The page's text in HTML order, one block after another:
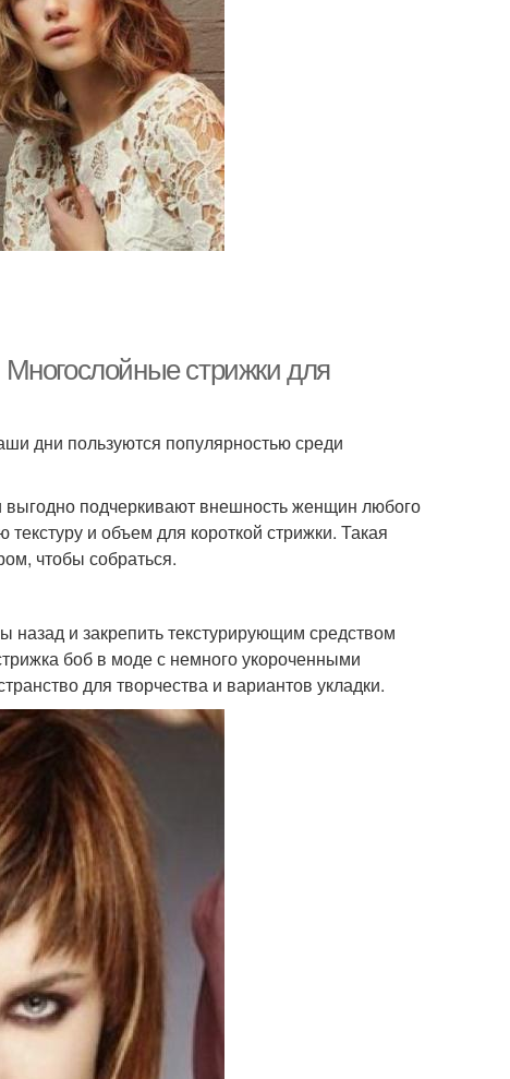
стрижки для
дни пользуются популярностью среди
выгодно подчеркивают внешность женщин любого
и объем для короткой стрижки. Такая
чтобы собраться.
назад и закрепить текстурирующим средством
боб в моде с немного укороченными
для творчества и вариантов укладки.